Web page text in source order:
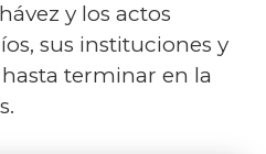
y los actos
sus instituciones y
terminar en la